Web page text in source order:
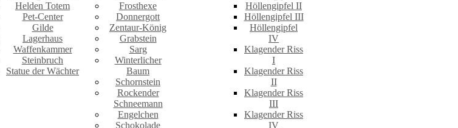
Helden Totem
Pet-Center
Gilde
Lagerhaus
Waffenkammer
Steinbruch
Statue der Wächter
Frosthexe
Donnergott
Zentaur-König
Grabstein
Sarg
Winterlicher
Baum
Schornstein
Rockender
Schneemann
Engelchen
Schokolade
Höllengipfel II
Höllengipfel III
Höllengipfel
IV
Klagender Riss
I
Klagender Riss
II
Klagender Riss
III
Klagender Riss
IV